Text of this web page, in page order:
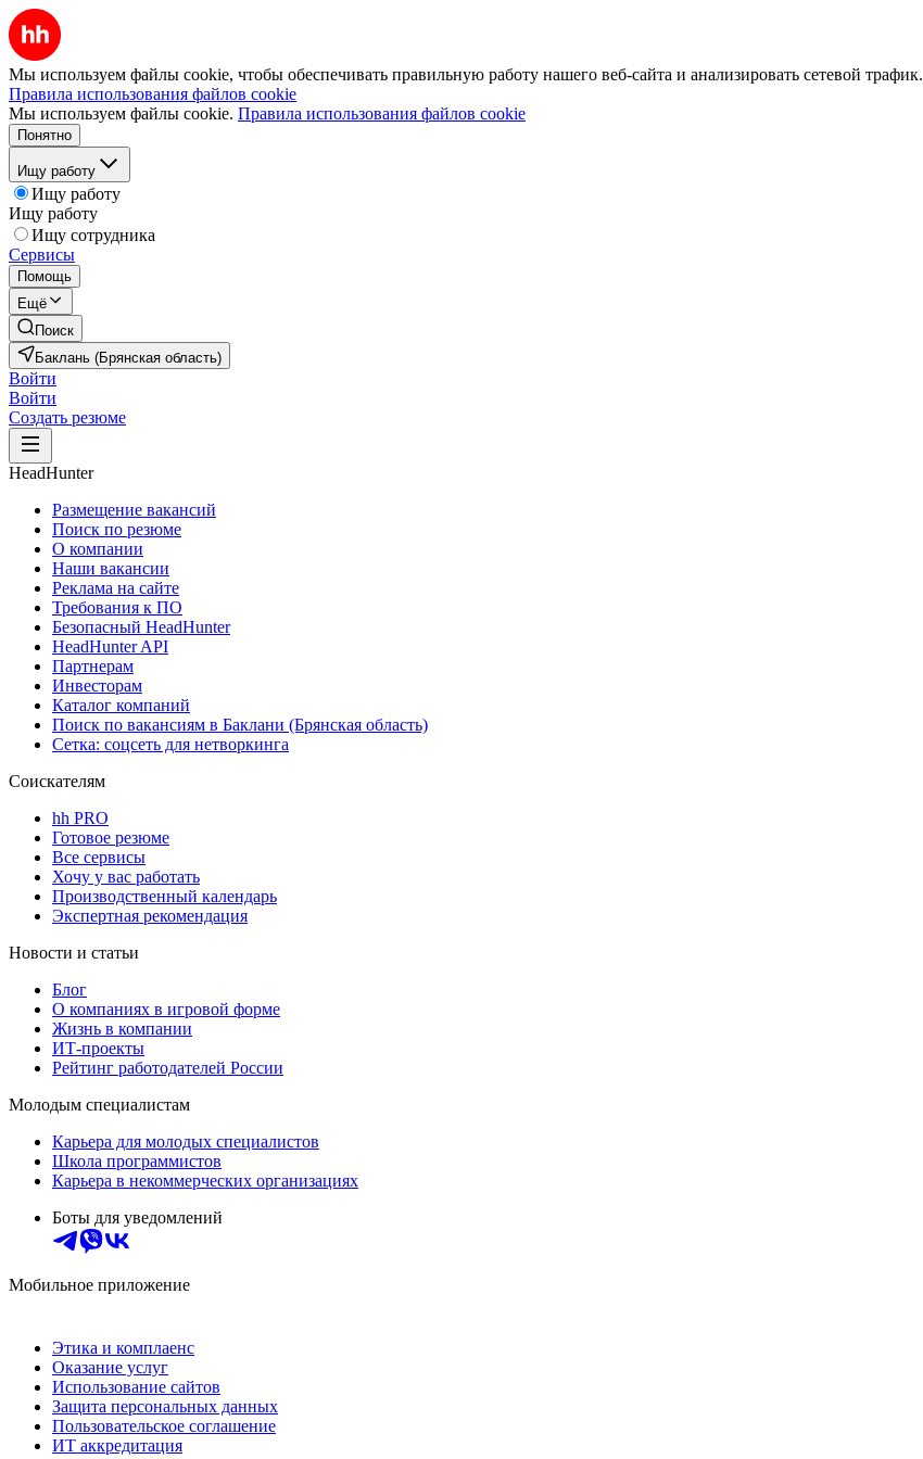
Мы используем файлы cookie, чтобы обеспечивать правильную работу нашего веб-сайта и анализировать сетевой трафик.
Правила использования файлов cookie
Мы используем файлы cookie. Правила использования файлов cookie
Понятно
Ищу работу
Ищу работу
Ищу работу
Ищу сотрудника
Сервисы
Помощь
Ещё
Поиск
Баклань (Брянская область)
Войти
Войти
Создать резюме
HeadHunter
Размещение вакансий
Поиск по резюме
О компании
Наши вакансии
Реклама на сайте
Требования к ПО
Безопасный HeadHunter
HeadHunter API
Партнерам
Инвесторам
Каталог компаний
Поиск по вакансиям в Баклани (Брянская область)
Сетка: соцсеть для нетворкинга
Соискателям
hh PRO
Готовое резюме
Все сервисы
Хочу у вас работать
Производственный календарь
Экспертная рекомендация
Новости и статьи
Блог
О компаниях в игровой форме
Жизнь в компании
ИТ-проекты
Рейтинг работодателей России
Молодым специалистам
Карьера для молодых специалистов
Школа программистов
Карьера в некоммерческих организациях
Боты для уведомлений
Мобильное приложение
Этика и комплаенс
Оказание услуг
Использование сайтов
Защита персональных данных
Пользовательское соглашение
ИТ аккредитация